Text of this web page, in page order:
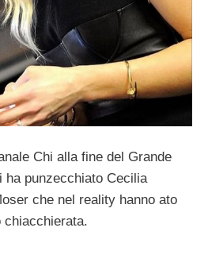
Chi alla fine del Grande
punzecchiato Cecilia
che nel reality hanno ato
chiacchierata.